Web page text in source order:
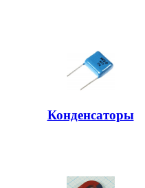
Конденсаторы